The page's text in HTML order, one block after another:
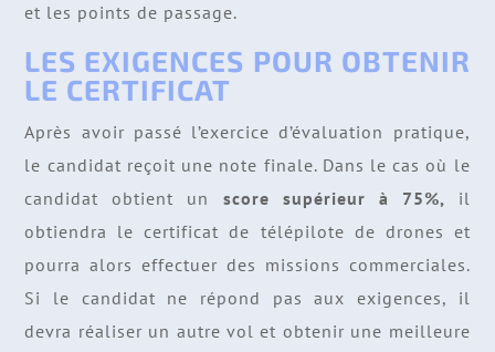
et les points de passage.
LES EXIGENCES POUR OBTENIR
LE CERTIFICAT
Après avoir passé l’exercice d’évaluation pratique,
le candidat reçoit une note finale. Dans le cas où le
candidat obtient un score supérieur à 75%, il
obtiendra le certificat de télépilote de drones et
pourra alors effectuer des missions commerciales.
Si le candidat ne répond pas aux exigences, il
devra réaliser un autre vol et obtenir une meilleure